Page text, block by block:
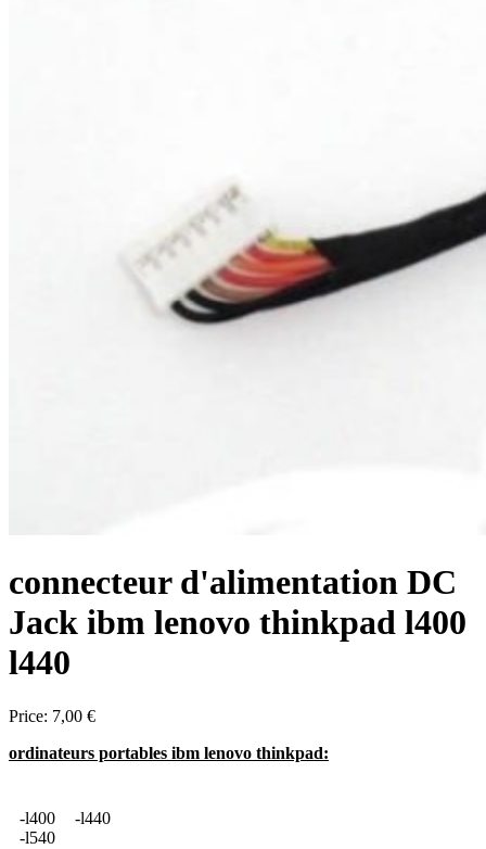
connecteur d'alimentation DC
Jack ibm lenovo thinkpad l400
l440
Price: 7,00 €
ordinateurs portables ibm lenovo thinkpad:
-l400
-l540
-l440